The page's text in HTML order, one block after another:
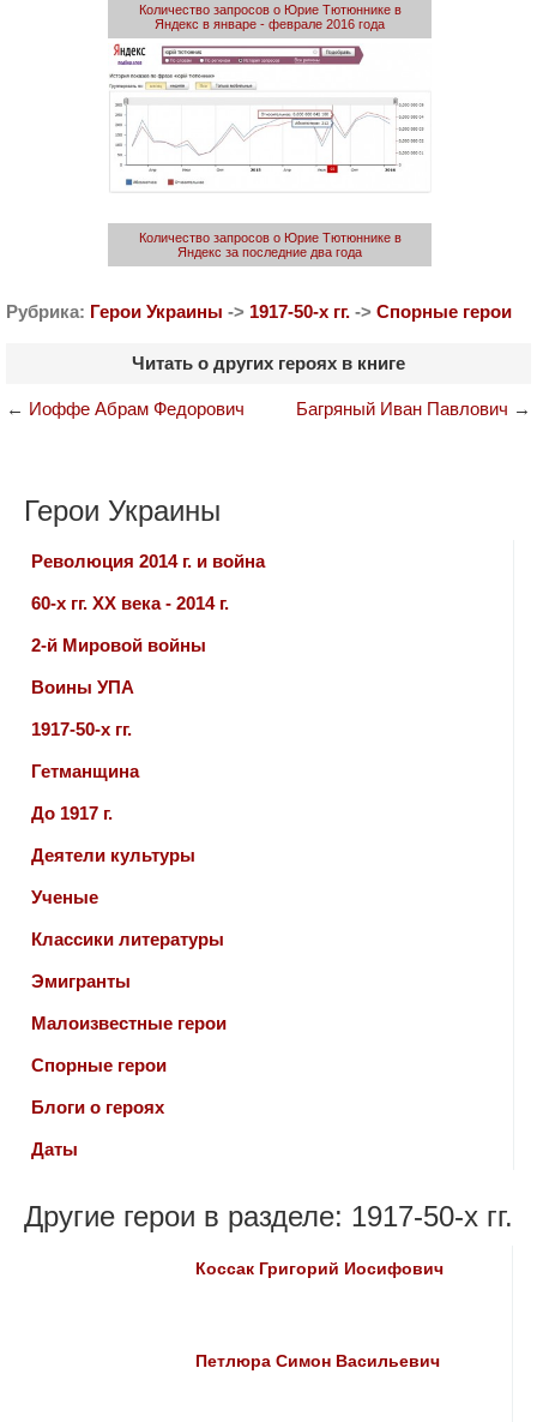
Количество запросов о Юрие Тютюннике в
Яндекс в январе - феврале 2016 года
Количество запросов о Юрие Тютюннике в
Яндекс за последние два года
Рубрика: Герои Украины -> 1917-50-х гг. -> Спорные герои
Читать о других героях в книге
← Иоффе Абрам Федорович Багряный Иван Павлович →
Герои Украины
Революция 2014 г. и война
60-х гг. ХХ века - 2014 г.
2-й Мировой войны
Воины УПА
1917-50-х гг.
Гетманщина
До 1917 г.
Деятели культуры
Ученые
Классики литературы
Эмигранты
Малоизвестные герои
Спорные герои
Блоги о героях
Даты
Другие герои в разделе: 1917-50-х гг.
Коссак Григорий Иосифович
Петлюра Симон Васильевич